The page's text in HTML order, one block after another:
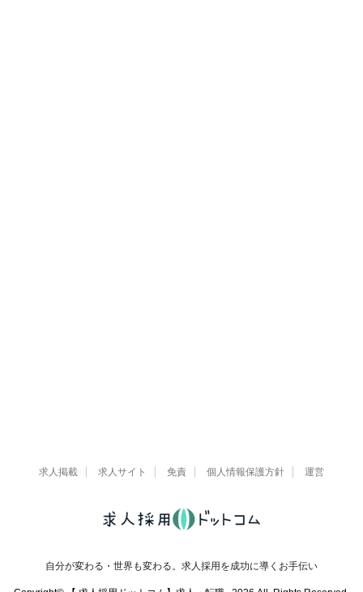
求人掲載 求人サイト 免責 個人情報保護方針 運営
自分が変わる・世界も変わる。求人採用を成功に導くお手伝い